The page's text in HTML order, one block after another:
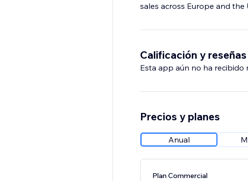
sales across Europe and the
Calificación y reseñas
Esta app aún no ha recibido
Precios y planes
Anual
Plan Commercial